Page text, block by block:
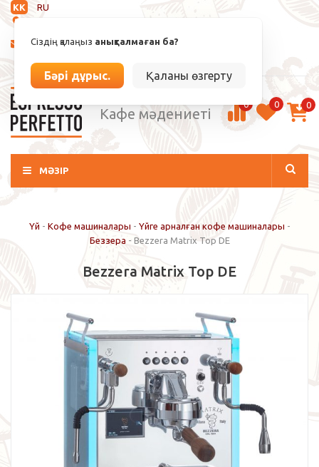
KK
RU
Сіздің қалаңыз анықталмаған ба?
Бәрі дұрыс. Қаланы өзгерту
info@espressoperfetto.kz
Кафе мәдениеті
0 0 0
МӘЗІР
Үй - Кофе машиналары - Үйге арналған кофе машиналары -
Беззера - Bezzera Matrix Top DE
Bezzera Matrix Top DE